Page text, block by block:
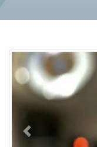
Previous